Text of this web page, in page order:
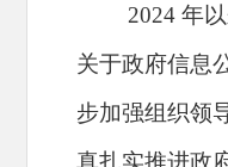
2024 年
关于政府信息
步加强组织领
真扎实推进政